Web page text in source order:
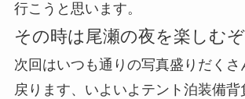
行こうと思います。
その時は尾瀬の夜を楽しむぞ
次回はいつも通りの写真盛りだくさ
戻ります、いよいよテント泊装備背